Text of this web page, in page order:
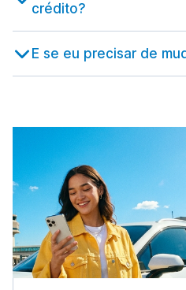
Coimbra
189 ofertas especiais em 2
Évora
156 ofertas especiais em 1
Aeroporto de Faro
desde 13,41 € por dia
Funchal
203 ofertas especiais em 5
Guimarães
63 ofertas especiais em 1
crédito?
E se eu precisar de